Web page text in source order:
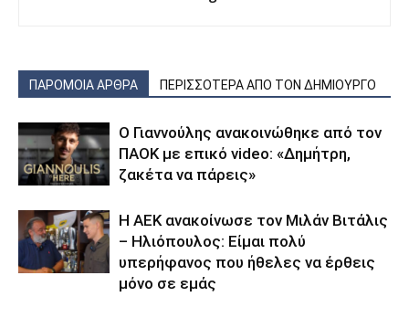
ΠΑΡΟΜΟΙΑ ΑΡΘΡΑ ΠΕΡΙΣΣΟΤΕΡΑ ΑΠΟ ΤΟΝ ΔΗΜΙΟΥΡΓΟ
Ο Γιαννούλης ανακοινώθηκε από τον
ΠΑΟΚ με επικό video: «Δημήτρη,
ζακέτα να πάρεις»
Η ΑΕΚ ανακοίνωσε τον Μιλάν Βιτάλις
– Ηλιόπουλος: Είμαι πολύ
υπερήφανος που ήθελες να έρθεις
μόνο σε εμάς